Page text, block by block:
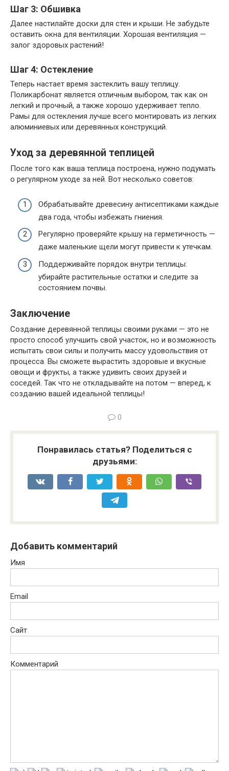
Шаг 3: Обшивка
Далее настилайте доски для стен и крыши. Не забудьте
оставить окна для вентиляции. Хорошая вентиляция —
залог здоровых растений!
Шаг 4: Остекление
Теперь настает время застеклить вашу теплицу.
Поликарбонат является отличным выбором, так как он
легкий и прочный, а также хорошо удерживает тепло.
Рамы для остекления лучше всего монтировать из легких
алюминиевых или деревянных конструкций.
Уход за деревянной теплицей
После того как ваша теплица построена, нужно подумать
о регулярном уходе за ней. Вот несколько советов:
Обрабатывайте древесину антисептиками каждые
два года, чтобы избежать гниения.
Регулярно проверяйте крышу на герметичность —
даже маленькие щели могут привести к утечкам.
Поддерживайте порядок внутри теплицы:
убирайте растительные остатки и следите за
состоянием почвы.
Заключение
Создание деревянной теплицы своими руками — это не
просто способ улучшить свой участок, но и возможность
испытать свои силы и получить массу удовольствия от
процесса. Вы сможете вырастить здоровые и вкусные
овощи и фрукты, а также удивить своих друзей и
соседей. Так что не откладывайте на потом — вперед, к
созданию вашей идеальной теплицы!
0
Понравилась статья? Поделиться с
друзьями:
Добавить комментарий
Имя
Email
Сайт
Комментарий